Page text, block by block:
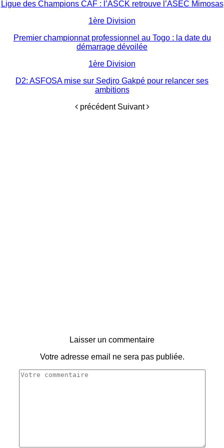
Ligue des Champions CAF : l’ASCK retrouve l’ASEC Mimosas
1ère Division
Premier championnat professionnel au Togo : la date du
démarrage dévoilée
1ère Division
D2: ASFOSA mise sur Sedjro Gakpé pour relancer ses
ambitions
précédent Suivant
Laisser un commentaire
Votre adresse email ne sera pas publiée.